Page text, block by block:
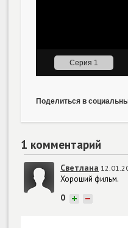
Поделиться в
1 комментарий
Светлана
Хороший фильм.
0 + −